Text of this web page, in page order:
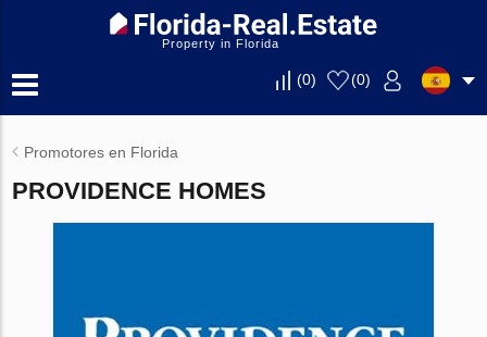
Property in Florida
(0) (0)
Promotores en Florida
PROVIDENCE HOMES